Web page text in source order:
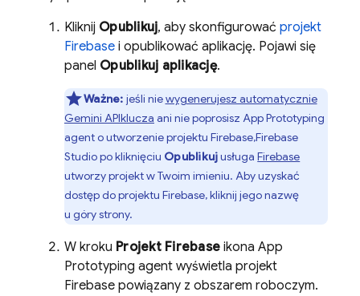
Kliknij Opublikuj, aby skonfigurowaćprojekt
Firebase i opublikować aplikację. Pojawi się
panel Opublikuj aplikację.
Ważne: jeśli niewygenerujesz automatycznie
Gemini APIklucza ani nie poprosisz App Prototyping
agento utworzenie projektu Firebase,Firebase
Studiopo kliknięciu OpublikujusługaFirebase
utworzy projekt w Twoim imieniu. Aby uzyskać
dostęp do projektu Firebase, kliknij jego nazwę
u góry strony.
W kroku Projekt Firebase ikona App
Prototyping agent wyświetla projekt
Firebase powiązany z obszarem roboczym.